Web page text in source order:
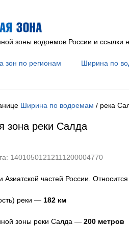
зоны водоемов России и ссылки
зон по регионам Ширина по
Ширина по водоемам / река
зона реки Салда
14010501212111200004770
Азиатской частей России.
реки — 182км
зоны реки Салда — 200 метров